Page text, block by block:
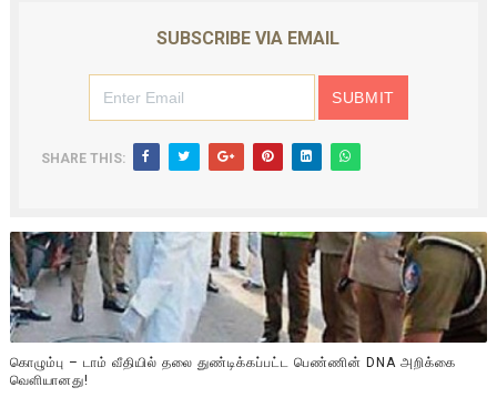
SUBSCRIBE VIA EMAIL
SHARE THIS:
கொழும்பு – டாம் வீதியில் தலை துண்டிக்கப்பட்ட பெண்ணின் DNA அறிக்கை
வௌியானது!